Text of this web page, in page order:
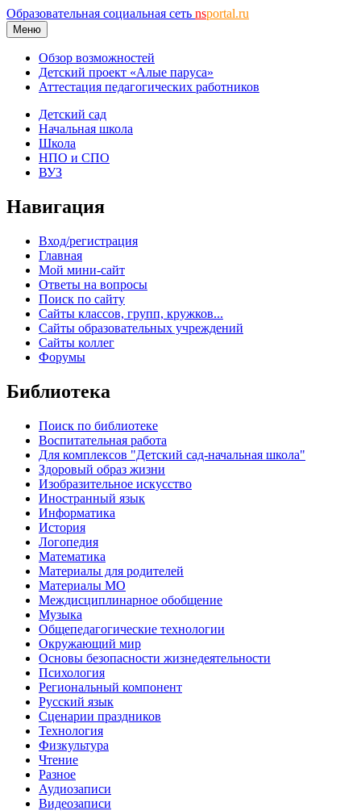
Образовательная социальная сеть nsportal.ru
Меню
Обзор возможностей
Детский проект «Алые паруса»
Аттестация педагогических работников
Детский сад
Начальная школа
Школа
НПО и СПО
ВУЗ
Навигация
Вход/регистрация
Главная
Мой мини-сайт
Ответы на вопросы
Поиск по сайту
Сайты классов, групп, кружков...
Сайты образовательных учреждений
Сайты коллег
Форумы
Библиотека
Поиск по библиотеке
Воспитательная работа
Для комплексов "Детский сад-начальная школа"
Здоровый образ жизни
Изобразительное искусство
Иностранный язык
Информатика
История
Логопедия
Математика
Материалы для родителей
Материалы МО
Междисциплинарное обобщение
Музыка
Общепедагогические технологии
Окружающий мир
Основы безопасности жизнедеятельности
Психология
Региональный компонент
Русский язык
Сценарии праздников
Технология
Физкультура
Чтение
Разное
Аудиозаписи
Видеозаписи